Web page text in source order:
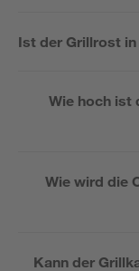
Ist der Grillrost
Wie hoch ist
Wie wird die
Kann der